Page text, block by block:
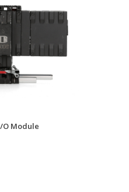
O Module